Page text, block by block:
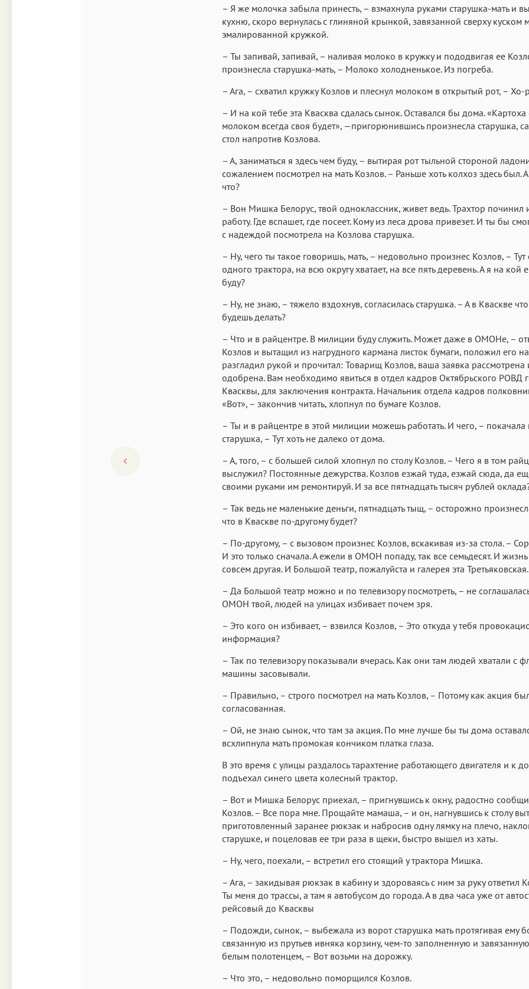
– Я же молочка забыла принесть, – взмахнула руками старушка-мать и
кухню, скоро вернулась с глиняной крынкой, завязанной сверху куском
эмалированной кружкой.
– Ты запивай, запивай, – наливая молоко в кружку и пододвигая ее
произнесла старушка-мать, – Молоко холодненькое. Из погреба.
– Ага, – схватил кружку Козлов и плеснул молоком в открытый рот, –
– И на кой тебе эта Квасква сдалась сынок. Оставался бы дома. «Картоха
молоком всегда своя будет», —пригорюнившись произнесла старушка,
стол напротив Козлова.
– А, заниматься я здесь чем буду, – вытирая рот тыльной стороной
сожалением посмотрел на мать Козлов. – Раньше хоть колхоз здесь был.
что?
– Вон Мишка Белорус, твой одноклассник, живет ведь. Трахтор починил
работу. Где вспашет, где посеет. Кому из леса дрова привезет. И ты бы
с надеждой посмотрела на Козлова старушка.
– Ну, чего ты такое говоришь, мать, – недовольно произнес Козлов, – Тут
одного трактора, на всю округу хватает, на все пять деревень. А я на кой
буду?
– Ну, не знаю, – тяжело вздохнув, согласилась старушка. – А в Кваскве
будешь делать?
– Что и в райцентре. В милиции буду служить. Может даже в ОМОНе, –
Козлов и вытащил из нагрудного кармана листок бумаги, положил его на
разгладил рукой и прочитал: Товарищ Козлов, ваша заявка рассмотрена
одобрена. Вам необходимо явиться в отдел кадров Октябрьского РОВД
Квасквы, для заключения контракта. Начальник отдела кадров
«Вот», – закончив читать, хлопнул по бумаге Козлов.
– Ты и в райцентре в этой милиции можешь работать. И чего, – покачала
старушка, – Тут хоть не далеко от дома.
– А, того, – с большей силой хлопнул по столу Козлов. – Чего я в том
выслужил? Постоянные дежурства. Козлов езжай туда, езжай сюда, да
своими руками им ремонтируй. И за все пятнадцать тысяч рублей
– Так ведь не маленькие деньги, пятнадцать тыщ, – осторожно
что в Кваскве по-другому будет?
– По-другому, – с вызовом произнес Козлов, вскакивая из-за стола. –
И это только сначала. А ежели в ОМОН попаду, так все семьдесят. И жизнь
совсем другая. И Большой театр, пожалуйста и галерея эта Третьяковская.
– Да Большой театр можно и по телевизору посмотреть, – не
ОМОН твой, людей на улицах избивает почем зря.
– Это кого он избивает, – взвился Козлов, – Это откуда у тебя
информация?
– Так по телевизору показывали вчерась. Как они там людей хватали с
машины засовывали.
– Правильно, – строго посмотрел на мать Козлов, – Потому как акция
согласованная.
– Ой, не знаю сынок, что там за акция. По мне лучше бы ты дома
всхлипнула мать промокая кончиком платка глаза.
В это время с улицы раздалось тарахтение работающего двигателя и к
подъехал синего цвета колесный трактор.
– Вот и Мишка Белорус приехал, – пригнувшись к окну, радостно
Козлов. – Все пора мне. Прощайте мамаша, – и он, нагнувшись к столу
приготовленный заранее рюкзак и набросив одну лямку на плечо,
старушке, и поцеловав ее три раза в щеки, быстро вышел из хаты.
– Ну, чего, поехали, – встретил его стоящий у трактора Мишка.
– Ага, – закидывая рюкзак в кабину и здороваясь с ним за руку ответил
Ты меня до трассы, а там я автобусом до города. А в два часа уже от
рейсовый до Квасквы
– Подожди, сынок, – выбежала из ворот старушка мать протягивая ему
связанную из прутьев ивняка корзину, чем-то заполненную и
белым полотенцем, – Вот возьми на дорожку.
– Что это, – недовольно поморщился Козлов.